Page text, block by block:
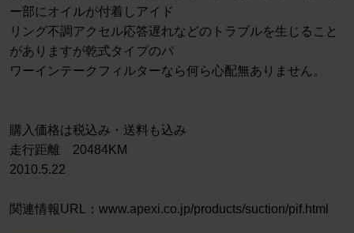
ー部にオイルが付着しアイド
リング不調アクセル応答遅れなどのトラブルを生じること
がありますが乾式タイプのパ
ワーインテークフィルターなら何ら心配無ありません。
購入価格は税込み・送料も込み
走行距離 20484KM
2010.5.22
関連情報URL：www.apexi.co.jp/products/suction/pif.html